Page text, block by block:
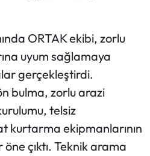
ORTAK ekibi, zorlu
uyum sağlamaya
gerçekleştirdi.
bulma, zorlu arazi
telsiz
kurtarma ekipmanlarının
öne çıktı. Teknik arama